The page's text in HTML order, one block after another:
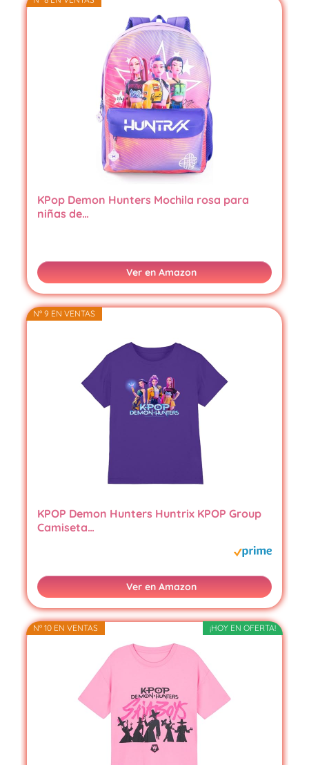
KPop Demon Hunters Mochila rosa para
niñas de…
Ver en Amazon
Nº 9 EN VENTAS
KPOP Demon Hunters Huntrix KPOP Group
Camiseta…
Ver en Amazon
¡HOY EN OFERTA!
Nº 10 EN VENTAS